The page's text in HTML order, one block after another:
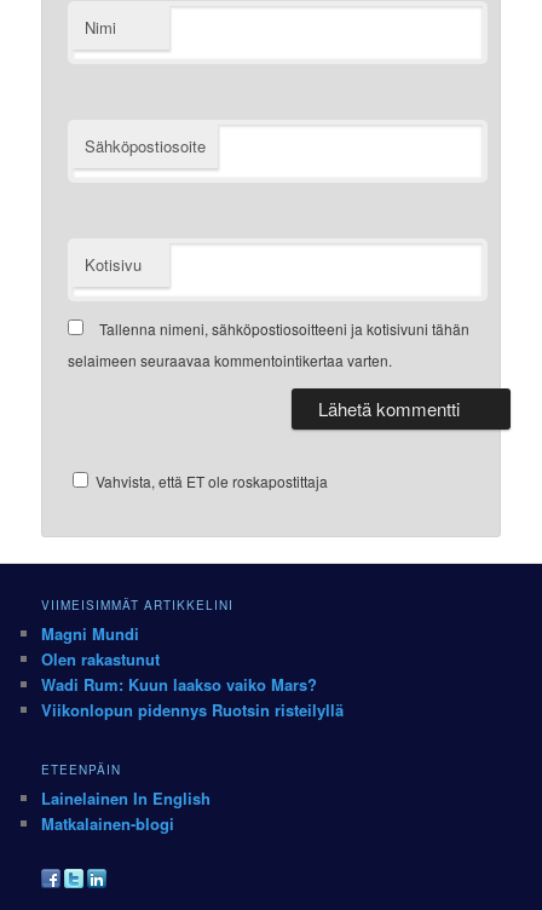
Nimi
Sähköpostiosoite
Kotisivu
Tallenna nimeni, sähköpostiosoitteeni ja kotisivuni tähän
selaimeen seuraavaa kommentointikertaa varten.
Vahvista, että ET ole roskapostittaja
VIIMEISIMMÄT ARTIKKELINI
Magni Mundi
Olen rakastunut
Wadi Rum: Kuun laakso vaiko Mars?
Viikonlopun pidennys Ruotsin risteilyllä
ETEENPÄIN
Lainelainen In English
Matkalainen-blogi